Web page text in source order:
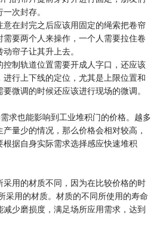
次封存。
在封完之后应该用固定的绳索把卷帘
要两个人来操作，一个人需要拉住卷
帘子让其升上去。
制轨道位置需要开成人字口，还应该
行上下线的定位，尤其是上限位置和
微调的时候还应该进行现场的微调。
求也能影响到工业堆积门的价格。越多
量少的情况，那么价格会相对较高，
据自身实际需求选择感应快速堆积
采用的材质不同，因为在比较价格的时
采用的材质。材质的不同所使用的寿命
少磨损度，满足场所应用需求，达到